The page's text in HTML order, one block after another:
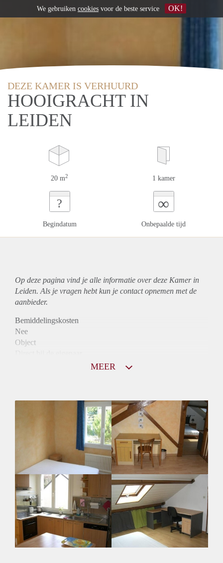
DEZE KAMER IS VERHUURD
HOOIGRACHT IN
LEIDEN
20 m2 1 kamer
?
Begindatum
∞
Onbepaalde tijd
Op deze pagina vind je alle informatie over deze Kamer in
Leiden. Als je vragen hebt kun je contact opnemen met de
aanbieder.
Bemiddelingskosten
Nee
Object
Huurtermijn
Onbepaalde termijn
Oplevering
Gestoffeerd
MEER
We gebruiken cookies voor de beste service OK!